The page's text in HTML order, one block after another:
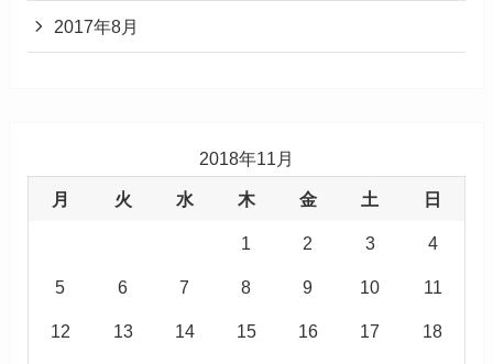
2017年8月
2018年11月
月 火 水 木 金 土 日
1 2 3 4
5 6 7 8 9 10 11
12 13 14 15 16 17 18